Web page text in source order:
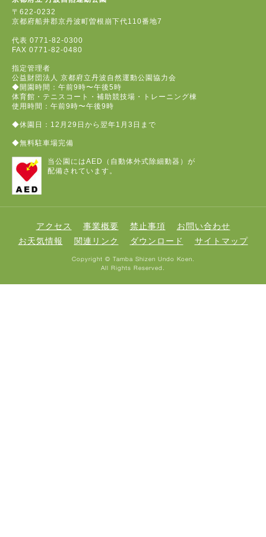
〒622-0232
京都府船井郡京丹波町曽根崩下代110番地7
代表 0771-82-0300
FAX 0771-82-0480
指定管理者
公益財団法人 京都府立丹波自然運動公園協力会
◆開園時間：午前9時〜午後5時
体育館・テニスコート・補助競技場・トレーニング棟
使用時間：午前9時〜午後9時
◆休園日：12月29日から翌年1月3日まで
◆無料駐車場完備
当公園にはAED（自動体外式除細動器）が
配備されています。
アクセス 事業概要 禁止事項
お問い合わせ
お天気情報
関連リンク ダウンロード サイトマップ
Copyright © Tamba Shizen Undo Koen.
All Rights Reserved.